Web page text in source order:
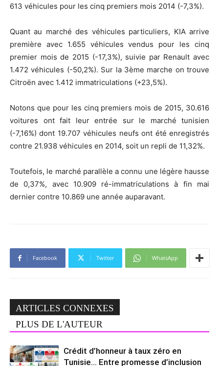
613 véhicules pour les cinq premiers mois 2014 (-7,3%).
Quant au marché des véhicules particuliers, KIA arrive
première avec 1.655 véhicules vendus pour les cinq
premier mois de 2015 (-17,3%), suivie par Renault avec
1.472 véhicules (-50,2%). Sur la 3ème marche on trouve
Citroën avec 1.412 immatriculations (+23,5%).
Notons que pour les cinq premiers mois de 2015, 30.616
voitures ont fait leur entrée sur le marché tunisien
(-7,16%) dont 19.707 véhicules neufs ont été enregistrés
contre 21.938 véhicules en 2014, soit un repli de 11,32%.
Toutefois, le marché parallèle a connu une légère hausse
de 0,37%, avec 10.909 ré-immatriculations à fin mai
dernier contre 10.869 une année auparavant.
Facebook Twitter WhatsApp
ARTICLES CONNEXES
PLUS DE L'AUTEUR
Crédit d’honneur à taux zéro en
Tunisie… Entre promesse d’inclusion